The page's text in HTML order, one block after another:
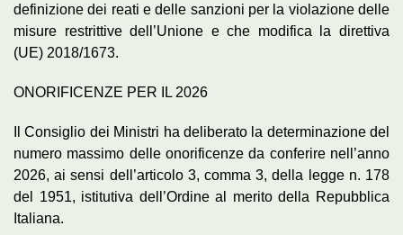
definizione dei reati e delle sanzioni per la violazione delle
misure restrittive dell’Unione e che modifica la direttiva
(UE) 2018/1673.
ONORIFICENZE PER IL 2026
Il Consiglio dei Ministri ha deliberato la determinazione del
numero massimo delle onorificenze da conferire nell’anno
2026, ai sensi dell’articolo 3, comma 3, della legge n. 178
del 1951, istitutiva dell’Ordine al merito della Repubblica
Italiana.